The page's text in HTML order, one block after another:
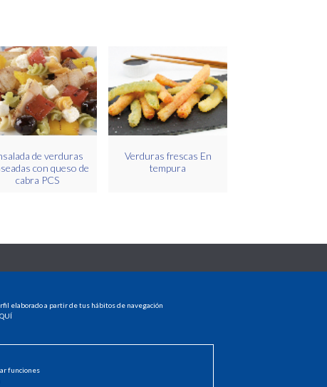
elaborado a partir de tus hábitos de navegación
funciones
de verduras
con queso de
cabra PCS
Verduras frescas En
tempura
HOME
DISTRIBUIDORES